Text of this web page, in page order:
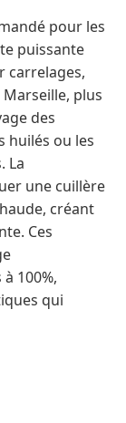
pour les
puissante
carrelages,
plus
des
huilés ou les
La
une cuillère
créant
Ces
100%,
qui